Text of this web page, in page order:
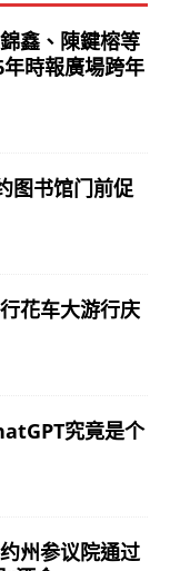
鑫、陳鍵榕等
時報廣場跨年
图书馆门前促
花车大游行庆
究竟是个
州参议院通过